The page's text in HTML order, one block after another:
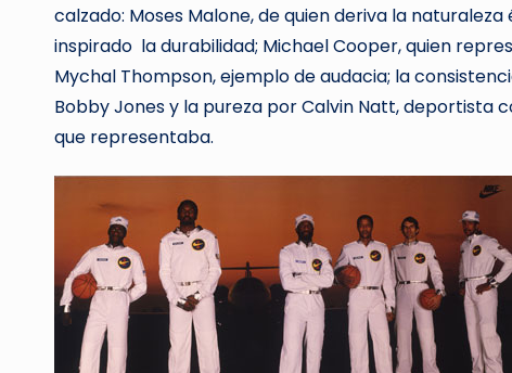
calzado: Moses Malone, de quien deriva la
inspirado la durabilidad; Michael Cooper, quien
Mychal Thompson, ejemplo de audacia; la
Bobby Jones y la pureza por Calvin Natt, deportista
que representaba.